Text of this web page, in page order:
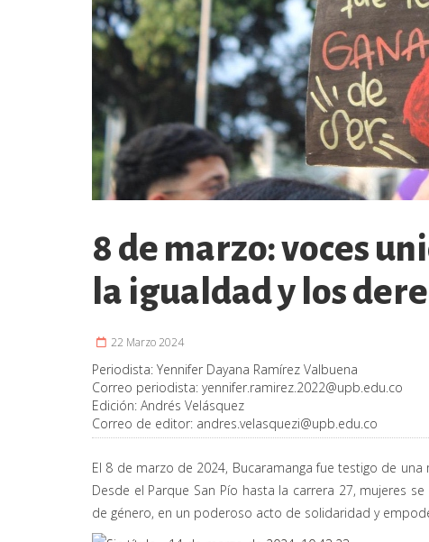
8 de marzo: voces
la igualdad y los
22 Marzo 2024
Periodista: Yennifer Dayana Ramírez Valbuena
Correo periodista: yennifer.ramirez.2022@upb.edu.co
Edición: Andrés Velásquez
Correo de editor: andres.velasquezi@upb.edu.co
El 8 de marzo de 2024, Bucaramanga fue testigo de
Desde el Parque San Pío hasta la carrera 27, mujeres
de género, en un poderoso acto de solidaridad y